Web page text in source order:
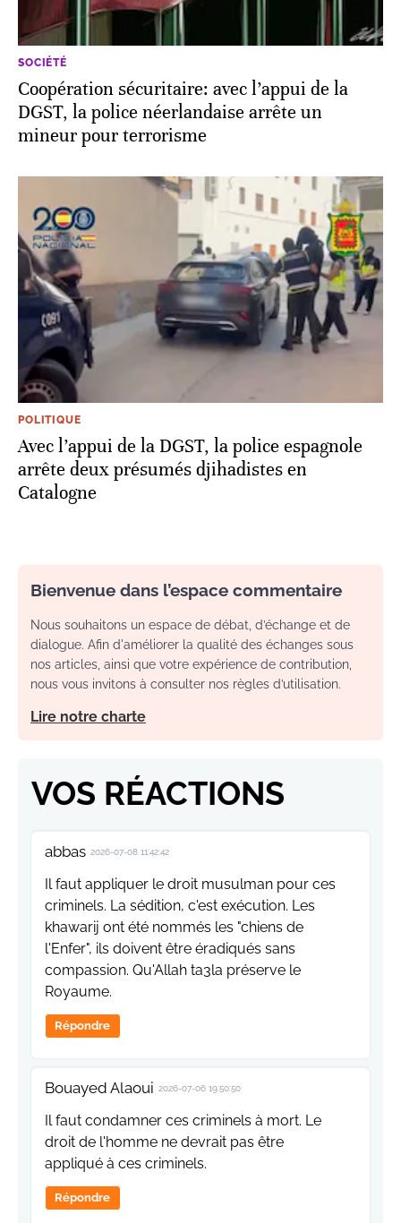
SOCIÉTÉ
Coopération sécuritaire: avec l’appui de la
DGST, la police néerlandaise arrête un
mineur pour terrorisme
POLITIQUE
Avec l’appui de la DGST, la police espagnole
arrête deux présumés djihadistes en
Catalogne
Bienvenue dans l’espace commentaire
Nous souhaitons un espace de débat, d’échange et de
dialogue. Afin d'améliorer la qualité des échanges sous
nos articles, ainsi que votre expérience de contribution,
nous vous invitons à consulter nos règles d’utilisation.
Lire notre charte
VOS RÉACTIONS
abbas 2026-07-08 11:42:42
Il faut appliquer le droit musulman pour ces
criminels. La sédition, c'est exécution. Les
khawarij ont été nommés les "chiens de
l'Enfer", ils doivent être éradiqués sans
compassion. Qu'Allah ta3la préserve le
Royaume.
Répondre
Bouayed Alaoui 2026-07-06 19:50:50
Il faut condamner ces criminels à mort. Le
droit de l'homme ne devrait pas être
appliqué à ces criminels.
Répondre